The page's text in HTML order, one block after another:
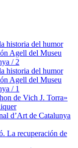
historia del humor
Agell del Museu
/ 2
historia del humor
Agell del Museu
/ 1
de Vich J. Torra»
d’Art de Catalunya
La recuperación de